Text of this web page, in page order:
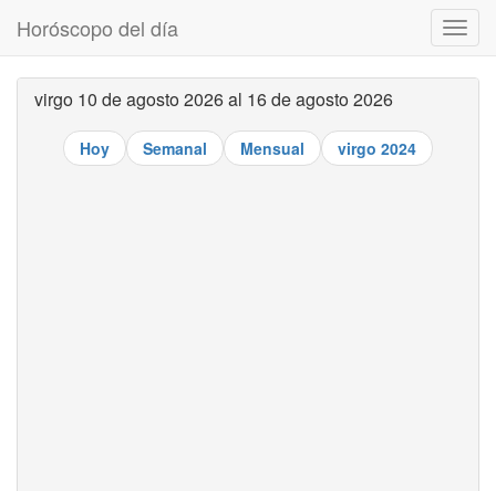
Horóscopo del día
virgo 10 de agosto 2026 al 16 de agosto 2026
Hoy Semanal Mensual virgo 2024